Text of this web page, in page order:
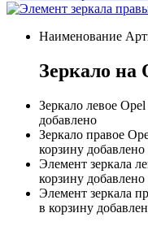
Наименование
Зеркало на
Зеркало левое
добавлено
Зеркало правое
корзину добавлено
Элемент зеркала
корзину добавлено
Элемент зеркала
в корзину